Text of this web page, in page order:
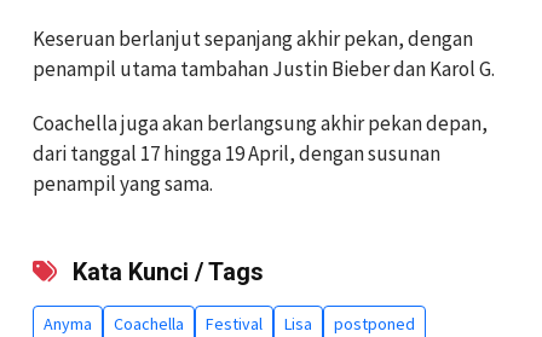
Keseruan berlanjut sepanjang akhir pekan, dengan
penampil utama tambahan Justin Bieber dan Karol G.
Coachella juga akan berlangsung akhir pekan depan,
dari tanggal 17 hingga 19 April, dengan susunan
penampil yang sama.
Kata Kunci / Tags
Anyma Coachella Festival Lisa
postponed